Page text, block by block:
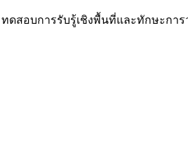
อบการรับรู้เชิงพื้นที่และทักษะการ